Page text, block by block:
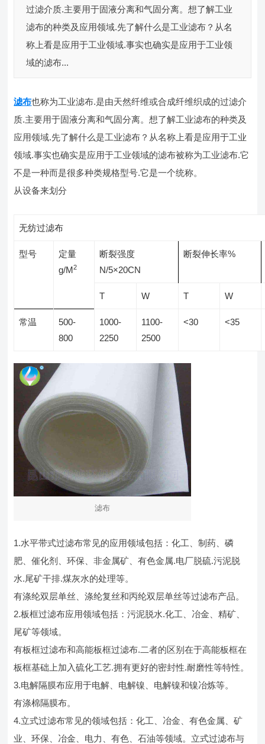
过滤介质.主要用于固液分离和气固分离。想了解工业
滤布的种类及应用领域.先了解什么是工业滤布？从名
称上看是应用于工业领域.事实也确实是应用于工业领
域的滤布...
滤布也称为工业滤布.是由天然纤维或合成纤维织成的过滤介
质.主要用于固液分离和气固分离。想了解工业滤布的种类及
应用领域.先了解什么是工业滤布？从名称上看是应用于工业
领域.事实也确实是应用于工业领域的滤布被称为工业滤布.它
不是一种而是很多种类规格型号.它是一个统称。
从设备来划分
无纺过滤布
型号
定量
g/M2
断裂强度
N/5×20CN
断裂伸长率%
T W T W
常温
500-
800
1000-
2250
1100-
2500
<30 <35
滤布
1.水平带式过滤布常见的应用领域包括：化工、制药、磷
肥、催化剂、环保、非金属矿、有色金属.电厂脱硫.污泥脱
水.尾矿干排.煤灰水的处理等。
有涤纶双层单丝、涤纶复丝和丙纶双层单丝等过滤布产品。
2.板框过滤布应用领域包括：污泥脱水.化工、冶金、精矿、
尾矿等领域。
有板框过滤布和高能板框过滤布.二者的区别在于高能板框在
板框基础上加入硫化工艺.拥有更好的密封性.耐磨性等特性。
3.电解隔膜布应用于电解、电解镍、电解镍和镍冶炼等。
有涤棉隔膜布。
4.立式过滤布常见的领域包括：化工、冶金、有色金属、矿
业、环保、冶金、电力、有色、石油等领域。立式过滤布与